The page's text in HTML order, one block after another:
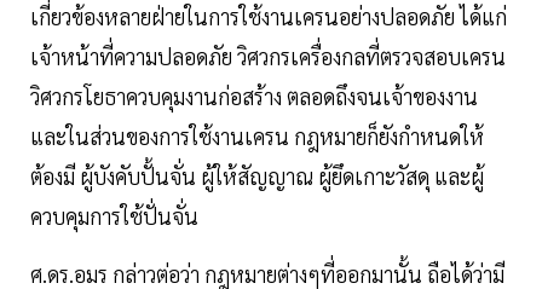
เกี่ยวข้องหลายฝ่ายในการใช้งานเครนอย่างปลอดภัย ได้แก่
เจ้าหน้าที่ความปลอดภัย วิศวกรเครื่องกลที่ตรวจสอบเครน
วิศวกรโยธาควบคุมงานก่อสร้าง ตลอดถึงจนเจ้าของงาน
และในส่วนของการใช้งานเครน กฎหมายก็ยังกำหนดให้
ต้องมี ผู้บังคับปั้นจั่น ผู้ให้สัญญาณ ผู้ยึดเกาะวัสดุ และผู้
ควบคุมการใช้ปั่นจั่น
ศ.ดร.อมร กล่าวต่อว่า กฎหมายต่างๆที่ออกมานั้น ถือได้ว่ามี